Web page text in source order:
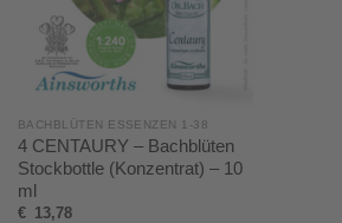
BACHBLÜTEN ESSENZEN 1-38
4 CENTAURY – Bachblüten
Stockbottle (Konzentrat) – 10
ml
€ 13,78